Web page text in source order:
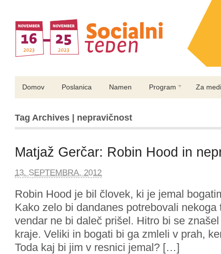
Domov Poslanica Namen Program Za
Tag Archives | nepravičnost
Matjaž Gerčar: Robin Hood in
13. SEPTEMBRA, 2012
Robin Hood je bil človek, ki je jemal
Kako zelo bi dandanes potrebovali
vendar ne bi daleč prišel. Hitro bi se
kraje. Veliki in bogati bi ga zmleli v prah,
Toda kaj bi jim v resnici jemal? […]